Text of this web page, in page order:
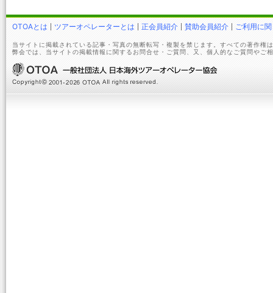
OTOAとは ツアーオペレーターとは 正会員紹介 賛助会員紹介 ご利用に
当サイトに掲載されている記事・写真の無断転写・複製を禁じます。すべての著作権
弊会では、当サイトの掲載情報に関するお問合せ・ご質問、又、個人的なご質問やご